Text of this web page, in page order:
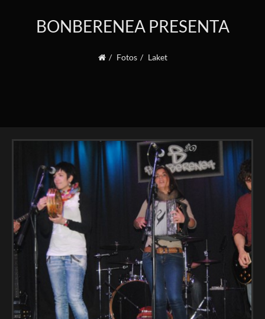
BONBERENEA PRESENTA
Fotos Laket